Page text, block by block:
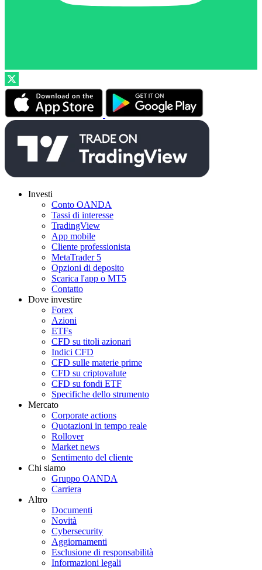
Investi
Conto OANDA
Tassi di interesse
TradingView
App mobile
Cliente professionista
MetaTrader 5
Opzioni di deposito
Scarica l'app o MT5
Contatto
Dove investire
Forex
Azioni
ETFs
CFD su titoli azionari
Indici CFD
CFD sulle materie prime
CFD su criptovalute
CFD su fondi ETF
Specifiche dello strumento
Mercato
Corporate actions
Quotazioni in tempo reale
Rollover
Market news
Sentimento del cliente
Chi siamo
Gruppo OANDA
Carriera
Altro
Documenti
Novità
Cybersecurity
Aggiornamenti
Esclusione di responsabilità
Informazioni legali